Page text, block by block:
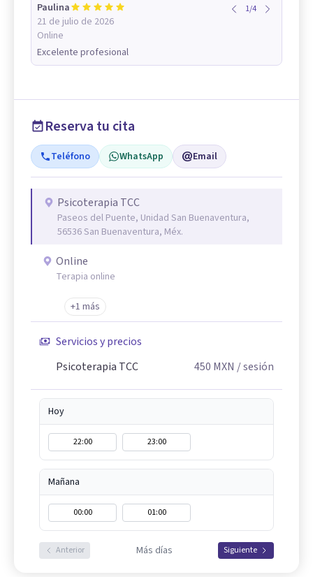
Paulina
21 de julio de 2026
Online
1/4
Excelente profesional
Reserva tu cita
Teléfono WhatsApp Email
Psicoterapia TCC
Paseos del Puente, Unidad San Buenaventura,
56536 San Buenaventura, Méx.
Online
Terapia online
+1 más
Servicios y precios
Psicoterapia TCC
450 MXN / sesión
Hoy
22:00 23:00
Mañana
00:00 01:00
Anterior Más días Siguiente